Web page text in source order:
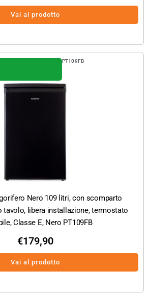
Vai al prodotto
PT109FB
Nero 109 litri, con scomparto
tavolo, libera installazione, termostato
Classe E, Nero PT109FB
€179,90
Vai al prodotto